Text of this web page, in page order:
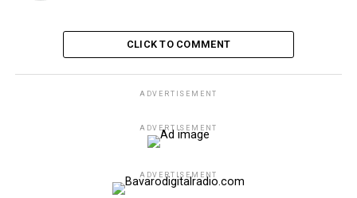
CLICK TO COMMENT
ADVERTISEMENT
ADVERTISEMENT
ADVERTISEMENT